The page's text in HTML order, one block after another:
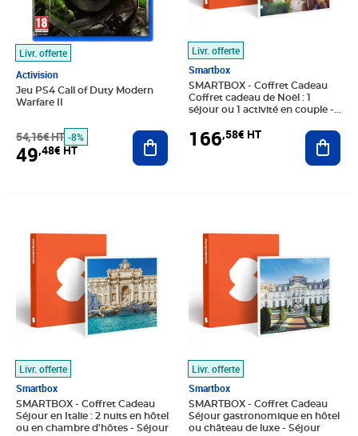
Livr. offerte
Activision
Jeu PS4 Call of Duty Modern
Warfare II
54,16€ HT -8%
49,48€ HT
Ajouter au panier
Livr. offerte
Smartbox
SMARTBOX - Coffret Cadeau
Coffret cadeau de Noël : 1
séjour ou 1 activité en couple -
166,58€ HT
Livr. offerte
Smartbox
SMARTBOX - Coffret Cadeau
Séjour en Italie : 2 nuits en hôtel
ou en chambre d'hôtes - Séjour
Livr. offerte
Smartbox
SMARTBOX - Coffret Cadeau
Séjour gastronomique en hôtel
ou château de luxe - Séjour